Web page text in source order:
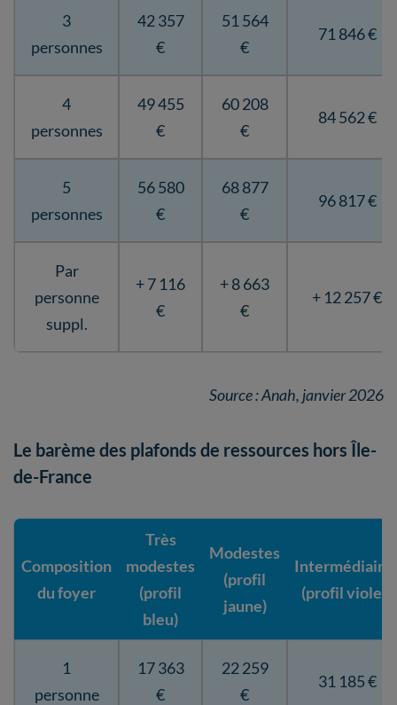
3
personnes
42 357
€
51 564
€
71 846 €
4
personnes
49 455
€
60 208
€
84 562 €
5
personnes
56 580
€
68 877
€
96 817 €
Par
personne
suppl.
+ 7 116
€
+ 8 663
€
+ 12 257 €
Source : Anah, janvier 2026
Le barème des plafonds de ressources hors Île-
de-France
Composition
du foyer
Très
modestes
(profil
bleu)
Modestes
(profil
jaune)
(profil violet)
1
personne
17 363
€
22 259
€
31 185 €